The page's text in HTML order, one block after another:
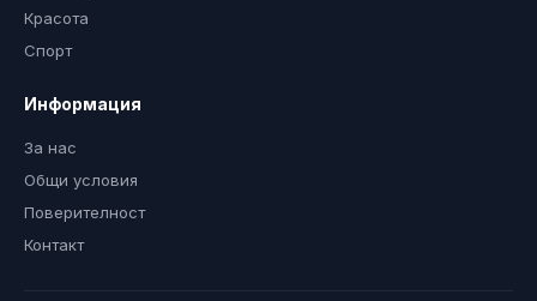
Красота
Спорт
Информация
За нас
Общи условия
Поверителност
Контакт